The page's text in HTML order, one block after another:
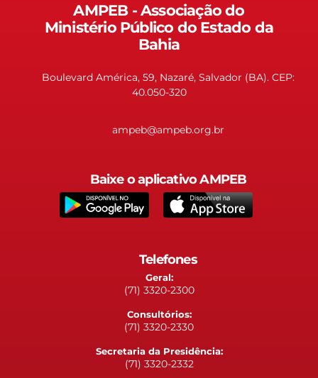
AMPEB - Associação do
Ministério Público do Estado da
Bahia
Boulevard América, 59, Nazaré, Salvador (BA). CEP:
40.050-320
ampeb@ampeb.org.br
Baixe o aplicativo AMPEB
Telefones
Geral:
(71) 3320-2300
Consultórios:
(71) 3320-2330
Secretaria da Presidência:
(71) 3320-2332